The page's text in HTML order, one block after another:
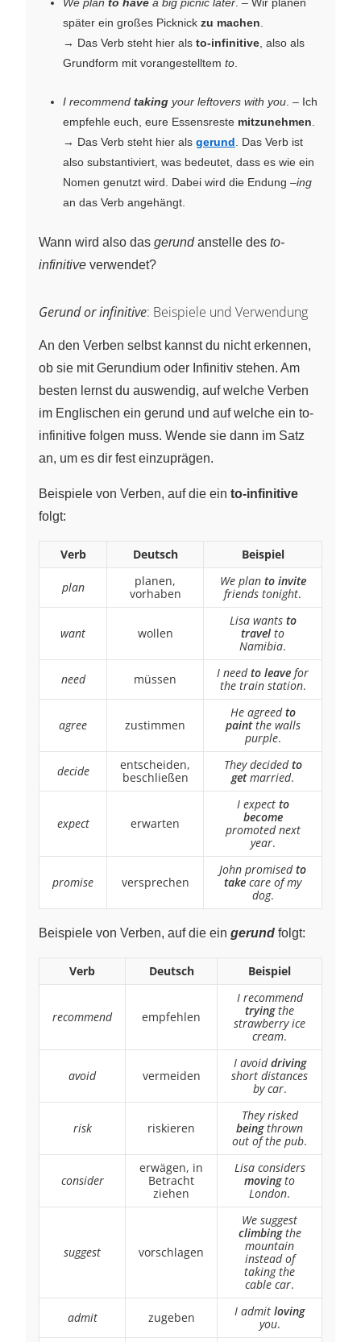
We plan to have a big picnic later. – Wir planen
später ein großes Picknick zu machen.
→ Das Verb steht hier als to-infinitive, also als
Grundform mit vorangestelltem to.
I recommend taking your leftovers with you. – Ich
empfehle euch, eure Essensreste mitzunehmen.
→ Das Verb steht hier als gerund. Das Verb ist
also substantiviert, was bedeutet, dass es wie ein
Nomen genutzt wird. Dabei wird die Endung –ing
an das Verb angehängt.
Wann wird also das gerund anstelle des to-
infinitive verwendet?
Gerund or infinitive: Beispiele und Verwendung
An den Verben selbst kannst du nicht erkennen,
ob sie mit Gerundium oder Infinitiv stehen. Am
besten lernst du auswendig, auf welche Verben
im Englischen ein gerund und auf welche ein to-
infinitive folgen muss. Wende sie dann im Satz
an, um es dir fest einzuprägen.
Beispiele von Verben, auf die ein to-infinitive
folgt:
Verb Deutsch Beispiel
plan
planen,
vorhaben
We plan to invite
friends tonight.
want wollen
Lisa wants to
travel to
Namibia.
need müssen I needto leave for
the train station.
agree zustimmen
He agreedto
paintthe walls
purple.
decide
entscheiden,
beschließen
They decidedto
getmarried.
expect erwarten
I expect to
become
promoted next
year.
promise versprechen
John promisedto
take care of my
dog.
Beispiele von Verben, auf die ein gerund folgt:
Verb Deutsch Beispiel
recommend empfehlen
I recommend
tryingthe
strawberry ice
cream.
avoid vermeiden
I avoiddriving
short distances
by car.
risk riskieren
They risked
beingthrown
out of the pub.
consider
erwägen, in
Betracht
ziehen
Lisa considers
movingto
London.
suggest vorschlagen
We suggest
climbingthe
mountain
instead of
taking the
cable car.
admit zugeben I admit loving
you.